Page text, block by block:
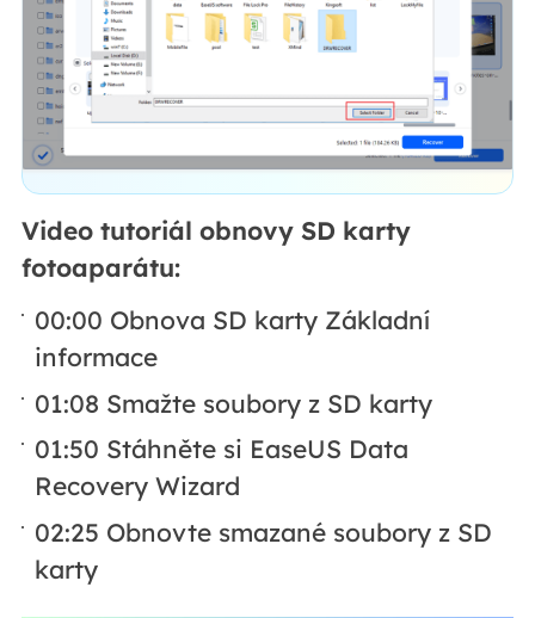
Video tutoriál obnovy SD karty
fotoaparátu:
00:00 Obnova SD karty Základní
informace
01:08 Smažte soubory z SD karty
01:50 Stáhněte si EaseUS Data
Recovery Wizard
02:25 Obnovte smazané soubory z SD
karty